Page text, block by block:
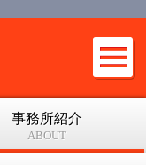
事務所紹介
ABOUT